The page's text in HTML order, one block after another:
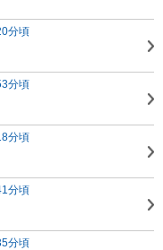
分頃
分頃
分頃
分頃
分頃